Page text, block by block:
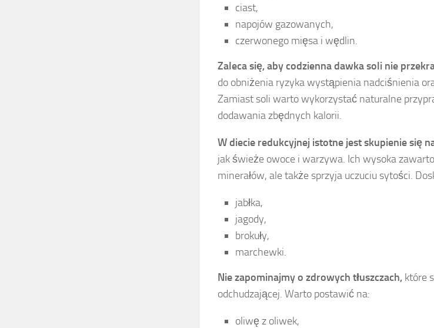
ciast,
napojów gazowanych,
czerwonego mięsa i wędlin.
Zaleca się, aby codzienna dawka soli nie
do obniżenia ryzyka wystąpienia nadciśnienia
Zamiast soli warto wykorzystać naturalne
dodawania zbędnych kalorii.
W diecie redukcyjnej istotne jest skupienie się
jak świeże owoce i warzywa. Ich wysoka
minerałów, ale także sprzyja uczuciu sytości.
jabłka,
jagody,
brokuły,
marchewki.
Nie zapominajmy o zdrowych tłuszczach, które
odchudzającej. Warto postawić na:
oliwę z oliwek,